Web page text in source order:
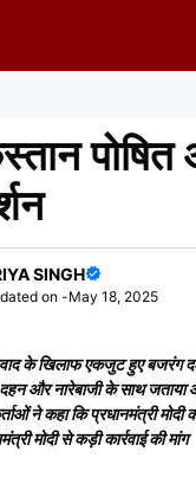
SINGH
on -May 18, 2025
के खिलाफ एकजुट हुए बजरंग दल
और नारेबाजी के साथ जताया
ने कहा कि प्रधानमंत्री
मोदी से कड़ी कार्रवाई की मांग